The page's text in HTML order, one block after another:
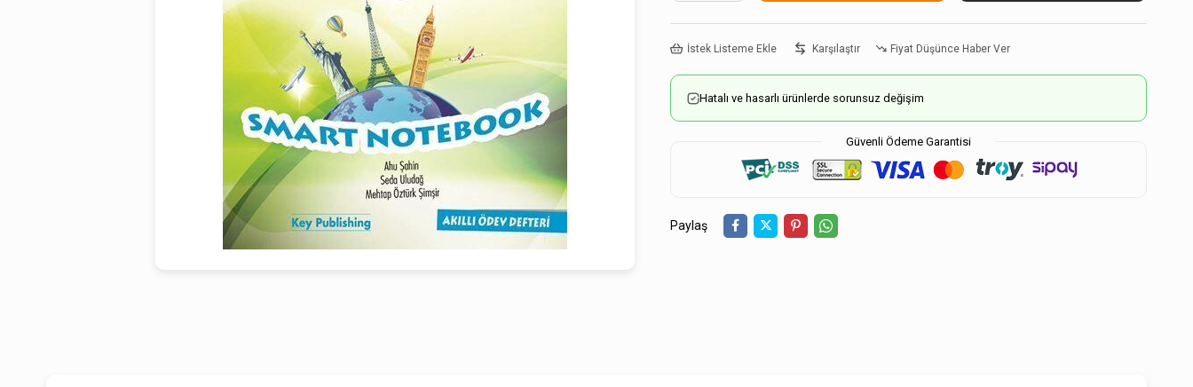
İstek Listeme Ekle Karşılaştır Fiyat Düşünce Haber Ver
Hatalı ve hasarlı ürünlerde sorunsuz değişim
Güvenli Ödeme Garantisi
Paylaş